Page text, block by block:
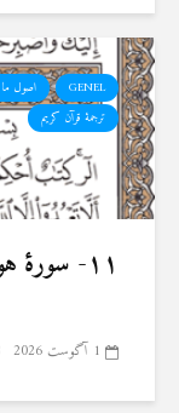
GENEL اصول ما
ترجمۀ قرآن کریم
۱۱- سورهٔ هود
1 آگوست 2026